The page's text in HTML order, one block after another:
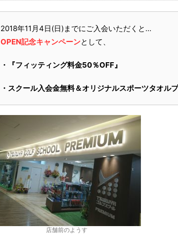
2018年11月4日(日)までにご入会いただくと…
OPEN記念キャンペーンとして、
・『フィッティング料金50％OFF』
・スクール入会金無料＆オリジナルスポーツタオル
店舗前のようす